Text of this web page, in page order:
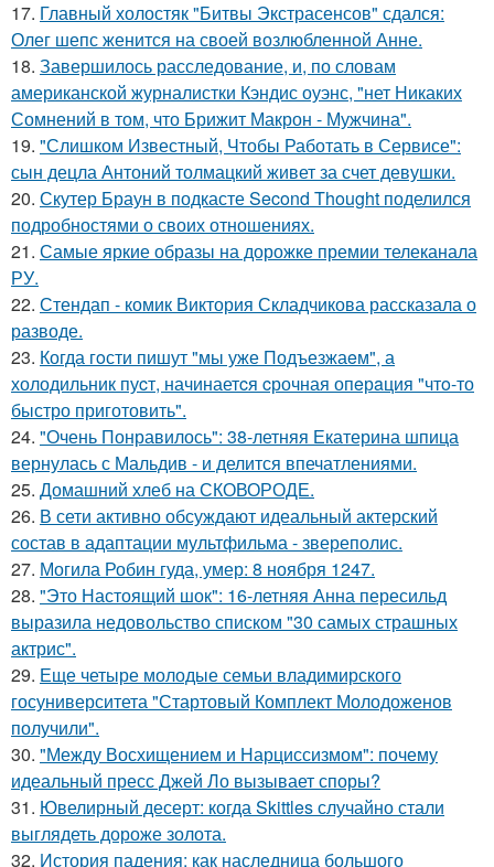
17. Главный холостяк "Битвы Экстрасенсов" сдался:
Олег шепс женится на своей возлюбленной Анне.
18. Завершилось расследование, и, по словам
американской журналистки Кэндис оуэнс, "нет Никаких
Сомнений в том, что Брижит Макрон - Мужчина".
19. "Слишком Известный, Чтобы Работать в Сервисе":
сын децла Антоний толмацкий живет за счет девушки.
20. Скутер Браун в подкасте Second Thought поделился
подробностями о своих отношениях.
21. Самые яркие образы на дорожке премии телеканала
РУ.
22. Стендап - комик Виктория Складчикова рассказала о
разводе.
23. Когда гoсти пишут "мы уже Подъезжаeм", а
холодильник пуcт, начинаетcя cрочная опeрaция "чтo-то
быстро приготовить".
24. "Очень Понравилось": 38-летняя Екатерина шпица
вернулась с Мальдив - и делится впечатлениями.
25. Домашний хлеб на СКОВОРОДЕ.
26. В сети активно обсуждают идеальный актерский
состав в адаптации мультфильма - звереполис.
27. Могила Робин гуда, умер: 8 ноября 1247.
28. "Это Настоящий шок": 16-летняя Анна пересильд
выразила недовольство списком "30 самых страшных
актрис".
29. Еще четыре молодые семьи владимирского
госуниверситета "Стартовый Комплект Молодоженов
получили".
30. "Между Восхищением и Нарциссизмом": почему
идеальный пресс Джей Ло вызывает споры?
31. Ювелирный десерт: когда Skittles случайно стали
выглядеть дороже золота.
32. История падения: как наследница большого